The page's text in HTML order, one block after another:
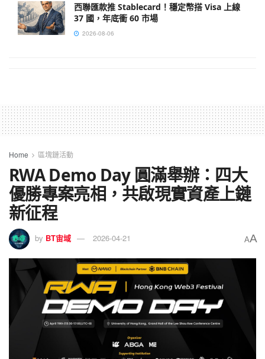
西聯匯款推 Stablecard！穩定幣搭 Visa 上線
37 國，年底衝 60 市場
2026-08-06
Home 區塊鏈活動
RWA Demo Day 圓滿舉辦：四大
優勝專案亮相，共啟現實資產上鏈
新征程
by BT宙域 2026-04-21 AA